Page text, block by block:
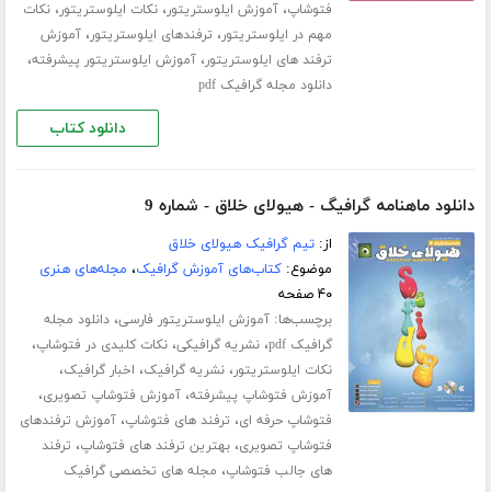
فتوشاپ،آموزش ایلوستریتور،نکات ایلوستریتور،نکات
مهم در ایلوستریتور، ترفندهای ایلوستریتور،آموزش
ترفند های ایلوستریتور،آموزش ایلوستریتور پیشرفته،
دانلود مجله گرافیک pdf
دانلود کتاب
دانلود ماهنامه گرافیگ - هیولای خلاق - شماره 9
از:تیم گرافیک هیولای خلاق
موضوع:کتاب‌های آموزش گرافیک، مجله‌های هنری
۴۰ صفحه
برچسب‌ها:آموزش ایلوستریتور فارسی،دانلود مجله
گرافیک pdf
،نشریه گرافیکی،نکات کلیدی در فتوشاپ،
نکات ایلوستریتور،نشریه گرافیک، اخبار گرافیک،
آموزش فتوشاپ پیشرفته،آموزش فتوشاپ تصویری،
فتوشاپ حرفه ای، ترفند های فتوشاپ،آموزش ترفندهای
فتوشاپ تصویری،بهترین ترفند های فتوشاپ، ترفند
های جالب فتوشاپ، مجله های تخصصی گرافیک